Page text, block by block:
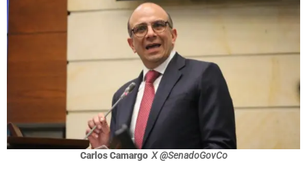
Carlos Camargo X @SenadoGovCo